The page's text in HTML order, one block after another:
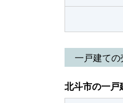
一戸建て
北斗市の一戸